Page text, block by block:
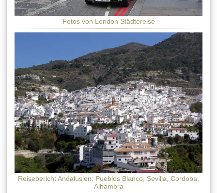
Fotos von London Städtereise
Reisebericht Andalusien: Pueblos Blanco, Sevilla, Cordoba,
Alhambra